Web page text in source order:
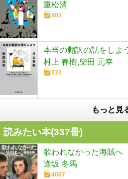
重松清
803
本当の翻訳の話をしよ
村上 春樹,柴田 元幸
533
もっと見
読みたい本(337冊)
歌われなかった海賊へ
逢坂 冬馬
4087